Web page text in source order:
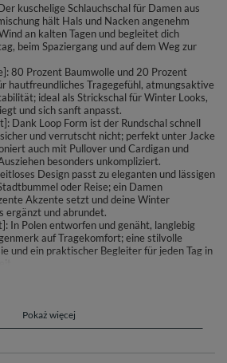
kuschelige Schlauchschal für Damen aus
hält Hals und Nacken angenehm
an kalten Tagen und begleitet dich
beim Spaziergang und auf dem Weg zur
80 Prozent Baumwolle und 20 Prozent
hautfreundliches Tragegefühl, atmungsaktive
ideal als Strickschal für Winter Looks,
und sich sanft anpasst.
Dank Loop Form ist der Rundschal schnell
und verrutscht nicht; perfekt unter Jacke
auch mit Pullover und Cardigan und
besonders unkompliziert.
Design passt zu eleganten und lässigen
oder Reise; ein Damen
Akzente setzt und deine Winter
ergänzt und abrundet.
In Polen entworfen und genäht, langlebig
auf Tragekomfort; eine stilvolle
und ein praktischer Begleiter für jeden Tag in
im Alltag. Die weiche Strickstruktur legt
zu Mantel, Jacke oder Pullover – ob fürs
Pokaż więcej